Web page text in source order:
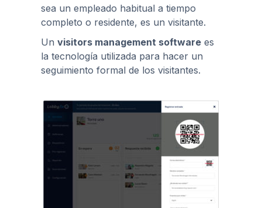
sea un empleado habitual a tiempo
completo o residente, es un visitante.
Un visitors management software es
la tecnología utilizada para hacer un
seguimiento formal de los visitantes.